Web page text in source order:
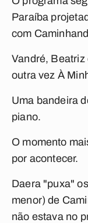
Paraíba
com
Vandré, Beatriz
outra vez À
Uma bandeira
piano.
O momento
por acontecer.
Daera "puxa"
menor) de
não estava no